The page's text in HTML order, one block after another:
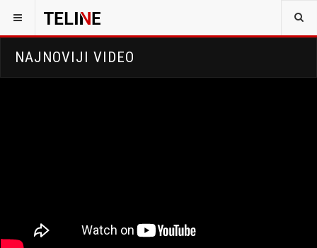
NAJNOVIJI VIDEO